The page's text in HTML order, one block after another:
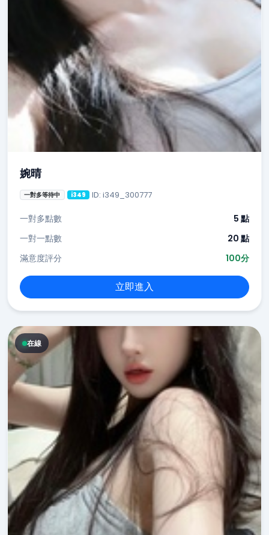
婉晴
一對多等待中 i349 ID: i349_300777
一對多點數
5 點
一對一點數
20 點
滿意度評分
100分
立即進入
在線